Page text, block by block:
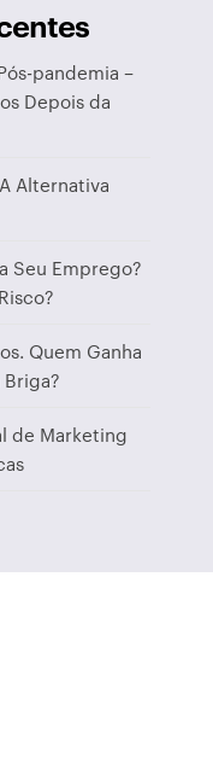
pandemia –
Depois da
Alternativa
Seu Emprego?
Quem Ganha
de Marketing